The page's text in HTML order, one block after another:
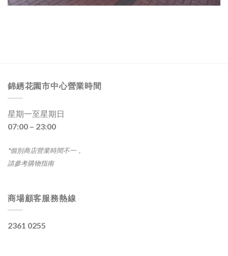
錦綉花園市中心營業時間
星期一至星期日
07:00 – 23:00
*個別商店營業時間不一，
請參考購物指南
商場顧客服務熱線
2361 0255